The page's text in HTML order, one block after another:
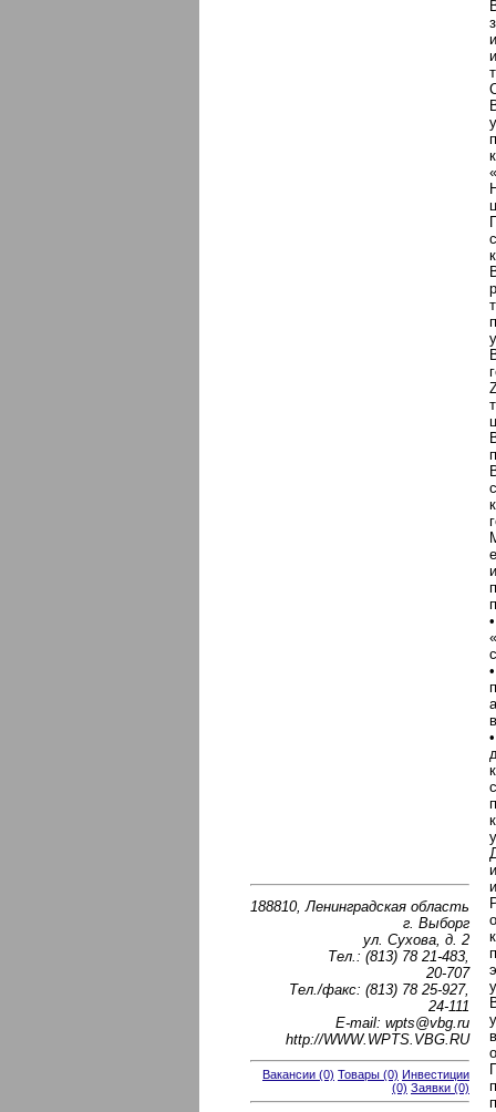
188810, Ленинградская область
г. Выборг
ул. Сухова, д. 2
Тел.: (813) 78 21-483,
20-707
Тел./факс: (813) 78 25-927,
24-111
Е-mail: wpts@vbg.ru
http://WWW.WPTS.VBG.RU
Вакансии (0) Товары (0) Инвестиции
(0) Заявки (0)